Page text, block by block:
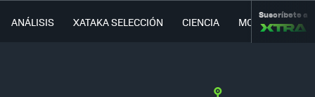
ANÁLISIS XATAKA SELECCIÓN CIENCIA MOVILIDAD
Suscríbete a